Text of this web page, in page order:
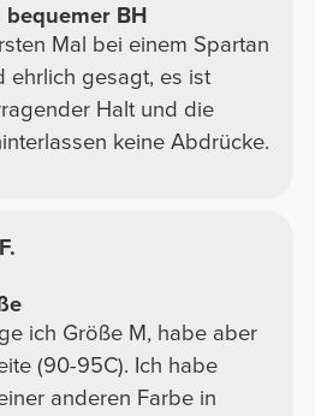
BH
Mal bei einem Spartan
ehrlich gesagt, es ist
Halt und die
keine Abdrücke.
ich Größe M, habe aber
(90-95C). Ich habe
anderen Farbe in